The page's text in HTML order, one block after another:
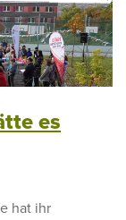
es
hat ihr